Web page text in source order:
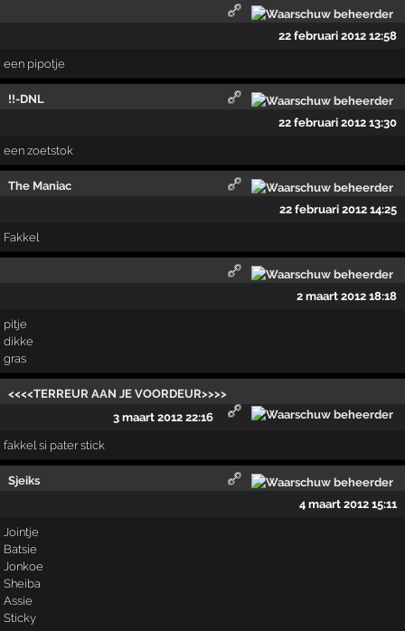
22 februari 2012 12:58
een pipotje
!!-DNL
22 februari 2012 13:30
een zoetstok
The Maniac
22 februari 2012 14:25
Fakkel
2 maart 2012 18:18
pitje
dikke
gras
<<<<TERREUR AAN JE VOORDEUR>>>>
3 maart 2012 22:16
fakkel si pater stick
Sjeiks
4 maart 2012 15:11
Jointje
Batsie
Jonkoe
Sheiba
Assie
Sticky